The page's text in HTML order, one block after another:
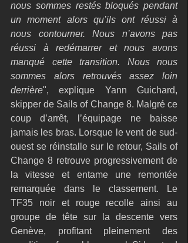
nous sommes restés bloqués pendant
un moment alors qu’ils ont réussi à
nous contourner. Nous n’avons pas
réussi à redémarrer et nous avons
manqué cette transition. Nous nous
sommes alors retrouvés assez loin
derrière", explique Yann Guichard,
skipper de Sails of Change 8. Malgré ce
coup d’arrêt, l’équipage ne baisse
jamais les bras. Lorsque le vent de sud-
ouest se réinstalle sur le retour, Sails of
Change 8 retrouve progressivement de
la vitesse et entame une remontée
remarquée dans le classement. Le
TF35 noir et rouge recolle ainsi au
groupe de tête sur la descente vers
Genève, profitant pleinement des